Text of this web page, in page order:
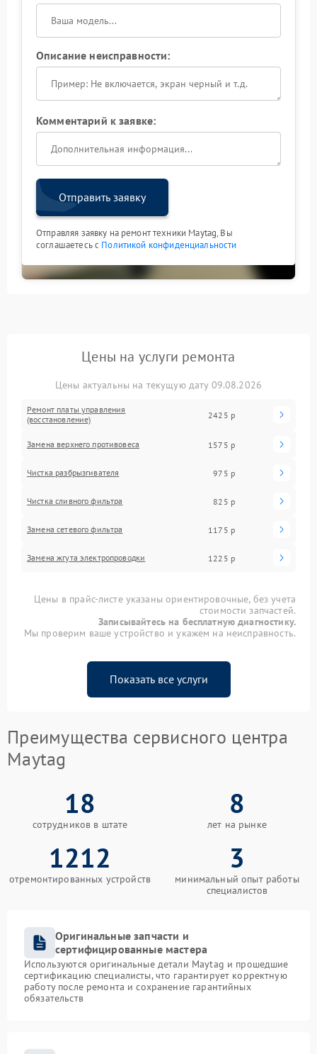
Описание неисправности:
Комментарий к заявке:
Отправить заявку
Отправляя заявку на ремонт техники Maytag, Вы
соглашаетесь с Политикой конфиденциальности
Цены на услуги ремонта
Цены актуальны на текущую дату 09.08.2026
Ремонт платы управления
(восстановление)
2425 р
Замена верхнего противовеса 1575 р
Чистка разбрызгивателя 975 р
Чистка сливного фильтра 825 р
Замена сетевого фильтра 1175 р
Замена жгута электропроводки 1225 р
Цены в прайс-листе указаны ориентировочные, без учета
стоимости запчастей.
Записывайтесь на бесплатную диагностику.
Мы проверим ваше устройство и укажем на неисправность.
Показать все услуги
Преимущества сервисного центра
Maytag
18
сотрудников в штате
8
лет на рынке
1212
отремонтированных устройств
3
минимальный опыт работы
специалистов
Оригинальные запчасти и
сертифицированные мастера
Используются оригинальные детали Maytag и прошедшие
сертификацию специалисты, что гарантирует корректную
работу после ремонта и сохранение гарантийных
обязательств